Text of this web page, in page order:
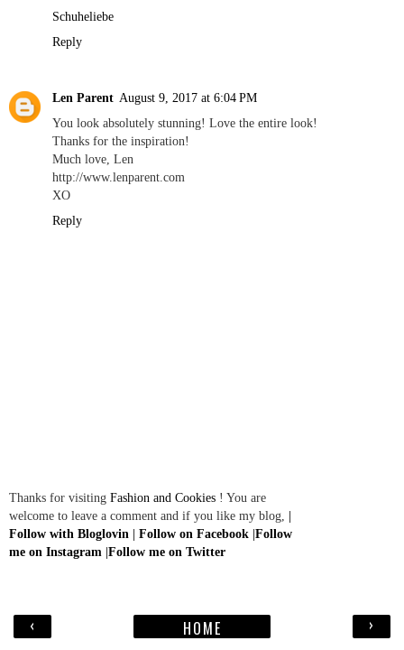
Schuheliebe
Reply
Len Parent August 9, 2017 at 6:04 PM
You look absolutely stunning! Love the entire look!
Thanks for the inspiration!
Much love, Len
http://www.lenparent.com
XO
Reply
Thanks for visiting Fashion and Cookies ! You are
welcome to leave a comment and if you like my blog, |
Follow with Bloglovin | Follow on Facebook |Follow
me on Instagram |Follow me on Twitter
‹ ›
HOME